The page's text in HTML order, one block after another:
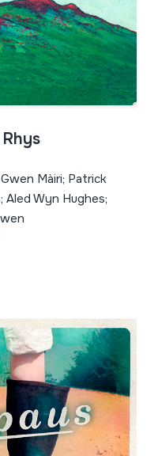
Màiri; Patrick
Aled Wyn Hughes;